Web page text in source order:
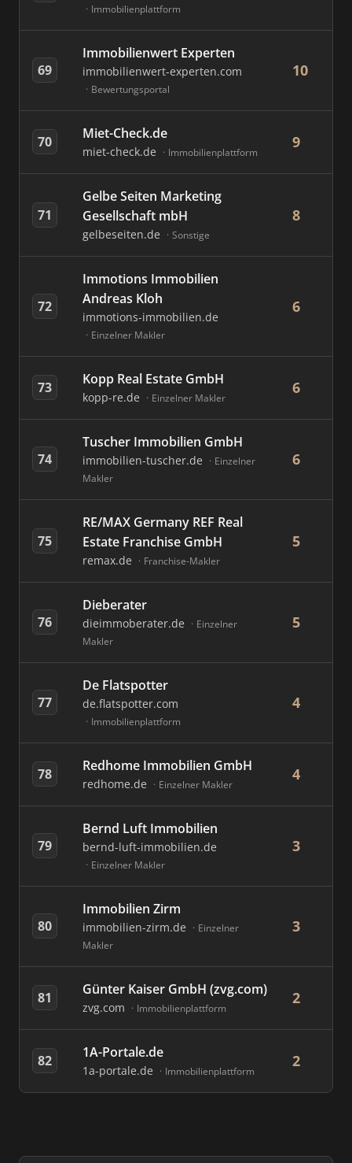
Immobilienplattform
69
Immobilienwert Experten
immobilienwert-experten.com
Bewertungsportal
10
70 Miet-Check.de
miet-check.de Immobilienplattform
9
71
Gelbe Seiten Marketing
Gesellschaft mbH
gelbeseiten.de Sonstige
8
72
Immotions Immobilien
Andreas Kloh
immotions-immobilien.de
Einzelner Makler
6
73 Kopp Real Estate GmbH
kopp-re.de Einzelner Makler
6
74
Tuscher Immobilien GmbH
immobilien-tuscher.de
Einzelner
Makler
6
75
RE/MAX Germany REF Real
Estate Franchise GmbH
remax.de Franchise-Makler
5
76
Dieberater
dieimmoberater.de
Einzelner
Makler
5
77
De Flatspotter
de.flatspotter.com
Immobilienplattform
4
78 Redhome Immobilien GmbH
redhome.de Einzelner Makler
4
79
Bernd Luft Immobilien
bernd-luft-immobilien.de
Einzelner Makler
3
80
Immobilien Zirm
immobilien-zirm.de
Einzelner
Makler
3
81 Günter Kaiser GmbH (zvg.com)
zvg.com Immobilienplattform
2
82 1A-Portale.de
1a-portale.de Immobilienplattform
2